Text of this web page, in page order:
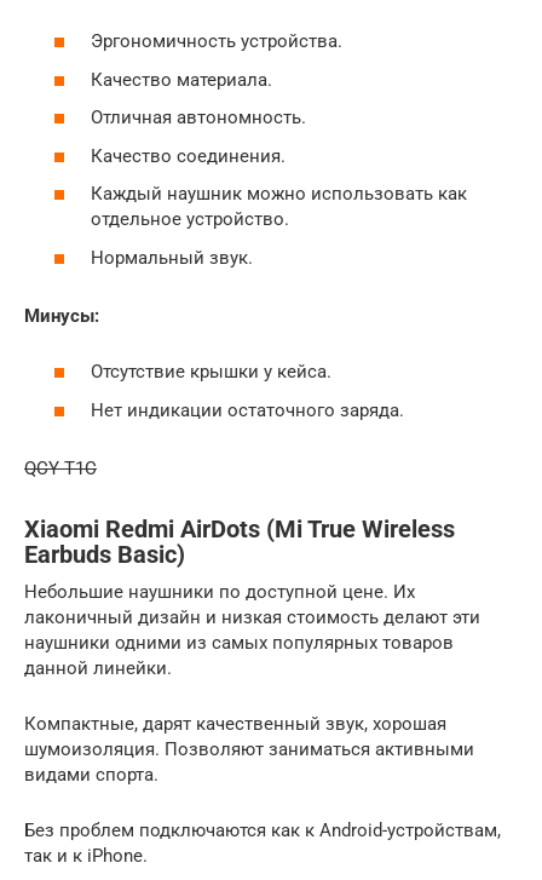
Эргономичность устройства.
Качество материала.
Отличная автономность.
Качество соединения.
Каждый наушник можно использовать как
отдельное устройство.
Нормальный звук.
Минусы:
Отсутствие крышки у кейса.
Нет индикации остаточного заряда.
QCY T1C
Xiaomi Redmi AirDots (Mi True Wireless
Earbuds Basic)
Небольшие наушники по доступной цене. Их
лаконичный дизайн и низкая стоимость делают эти
наушники одними из самых популярных товаров
данной линейки.
Компактные, дарят качественный звук, хорошая
шумоизоляция. Позволяют заниматься активными
видами спорта.
Без проблем подключаются как к Android-устройствам,
так и к iPhone.